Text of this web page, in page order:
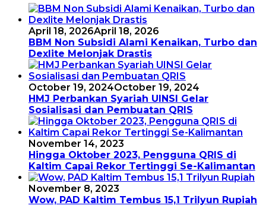
April 18, 2026April 18, 2026
BBM Non Subsidi Alami Kenaikan, Turbo dan
Dexlite Melonjak Drastis
October 19, 2024October 19, 2024
HMJ Perbankan Syariah UINSI Gelar
Sosialisasi dan Pembuatan QRIS
November 14, 2023
Hingga Oktober 2023, Pengguna QRIS di
Kaltim Capai Rekor Tertinggi Se-Kalimantan
November 8, 2023
Wow, PAD Kaltim Tembus 15,1 Trilyun Rupiah